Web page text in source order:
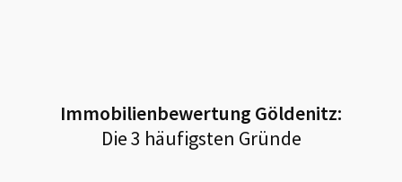
Immobilienbewertung Göldenitz:
Die 3 häufigsten Gründe